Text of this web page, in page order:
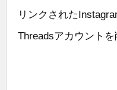
リンクされた
Threadsアカウント